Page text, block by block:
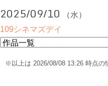
2025/09/10
（水）
109シネマズデイ
※以上は 2026/08/08 13:26 時点の